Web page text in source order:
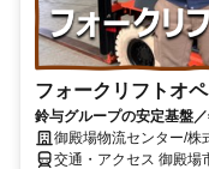
フォークリフトオ
鈴与グループの安定基盤
御殿場物流センター/株
交通・アクセス 御殿場